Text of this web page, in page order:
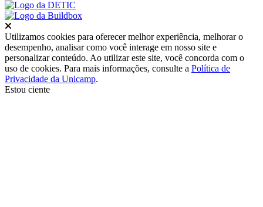
Utilizamos cookies para oferecer melhor experiência, melhorar o
desempenho, analisar como você interage em nosso site e
personalizar conteúdo. Ao utilizar este site, você concorda com o
uso de cookies. Para mais informações, consulte a Política de
Privacidade da Unicamp.
Estou ciente